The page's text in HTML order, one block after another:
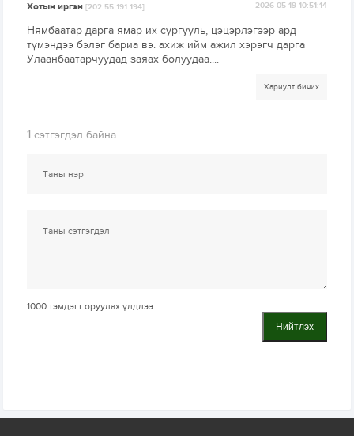
Хотын иргэн[202.55.191.194] 2026-05-19 10:51:14
Нямбаатар дарга ямар их сургууль, цэцэрлэгээр ард
түмэндээ бэлэг бариа вэ. ахиж ийм ажил хэрэгч дарга
Улаанбаатарчуудад заяах болуудаа....
Хариулт бичих
1 сэтгэгдэл байна
1000 тэмдэгт оруулах үлдлээ.
Нийтлэх